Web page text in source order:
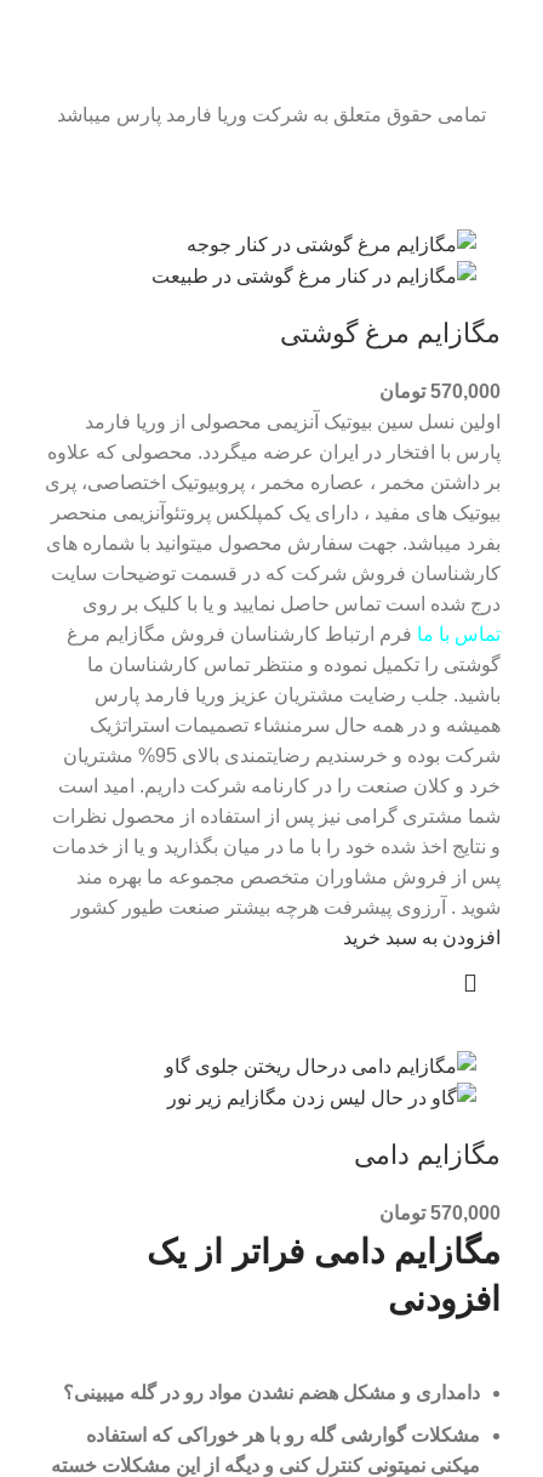
تمامی حقوق متعلق به شرکت وریا فارمد پارس میباشد
مگازایم مرغ گوشتی
570,000 تومان
اولین نسل سین بیوتیک آنزیمی محصولی از وریا فارمد
پارس با افتخار در ایران عرضه میگردد. محصولی که علاوه
بر داشتن مخمر ، عصاره مخمر ، پروبیوتیک اختصاصی، پری
بیوتیک های مفید ، دارای یک کمپلکس پروتئوآنزیمی منحصر
بفرد میباشد. جهت سفارش محصول میتوانید با شماره های
کارشناسان فروش شرکت که در قسمت توضیحات سایت
درج شده است تماس حاصل نمایید و یا با کلیک بر روی
تماس با ما فرم ارتباط کارشناسان فروش مگازایم مرغ
گوشتی را تکمیل نموده و منتظر تماس کارشناسان ما
باشید. جلب رضایت مشتریان عزیز وریا فارمد پارس
همیشه و در همه حال سرمنشاء تصمیمات استراتژیک
شرکت بوده و خرسندیم رضایتمندی بالای 95% مشتریان
خرد و کلان صنعت را در کارنامه شرکت داریم. امید است
شما مشتری گرامی نیز پس از استفاده از محصول نظرات
و نتایج اخذ شده خود را با ما در میان بگذارید و یا از خدمات
پس از فروش مشاوران متخصص مجموعه ما بهره مند
شوید . آرزوی پیشرفت هرچه بیشتر صنعت طیور کشور
افزودن به سبد خرید
مگازایم دامی
570,000 تومان
مگازایم دامی فراتر از یک
افزودنی
دامداری و مشکل هضم نشدن مواد رو در گله میبینی؟
مشکلات گوارشی گله رو با هر خوراکی که استفاده
میکنی نمیتونی کنترل کنی و دیگه از این مشکلات خسته